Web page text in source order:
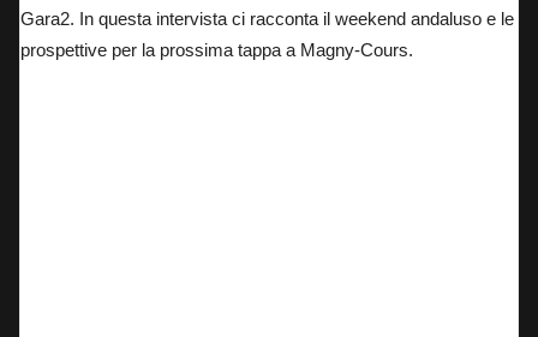
Gara2. In questa intervista ci racconta il weekend andaluso e le
prospettive per la prossima tappa a Magny-Cours.